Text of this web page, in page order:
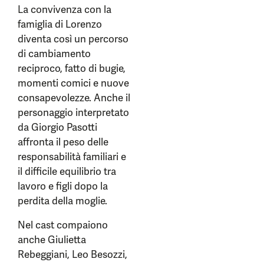
La convivenza con la
famiglia di Lorenzo
diventa così un percorso
di cambiamento
reciproco, fatto di bugie,
momenti comici e nuove
consapevolezze. Anche il
personaggio interpretato
da Giorgio Pasotti
affronta il peso delle
responsabilità familiari e
il difficile equilibrio tra
lavoro e figli dopo la
perdita della moglie.
Nel cast compaiono
anche Giulietta
Rebeggiani, Leo Besozzi,